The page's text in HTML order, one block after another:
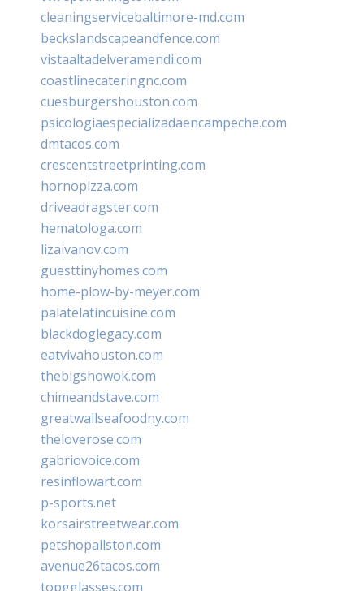
cleaningservicebaltimore-md.com
beckslandscapeandfence.com
vistaaltadelveramendi.com
coastlinecateringnc.com
cuesburgershouston.com
psicologiaespecializadaencampeche.com
dmtacos.com
crescentstreetprinting.com
hornopizza.com
driveadragster.com
hematologa.com
lizaivanov.com
guesttinyhomes.com
home-plow-by-meyer.com
palatelatincuisine.com
blackdoglegacy.com
eatvivahouston.com
thebigshowok.com
chimeandstave.com
greatwallseafoodny.com
theloverose.com
gabriovoice.com
resinflowart.com
p-sports.net
korsairstreetwear.com
petshopallston.com
avenue26tacos.com
topgglasses.com